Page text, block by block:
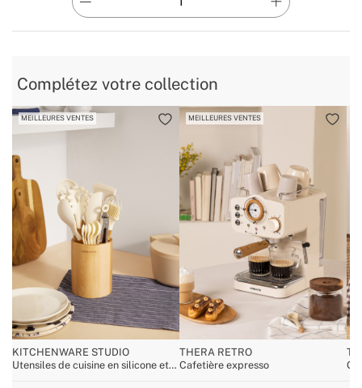
Complétez votre collection
MEILLEURES VENTES
KITCHENWARE STUDIO
Utensiles de cuisine en silicone et
MEILLEURES VENTES
THERA RETRO
Cafetière expresso